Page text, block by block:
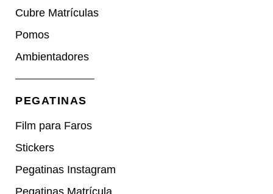
Cubre Matrículas
Pomos
Ambientadores
PEGATINAS
Film para Faros
Stickers
Pegatinas Instagram
Pegatinas Matrícula